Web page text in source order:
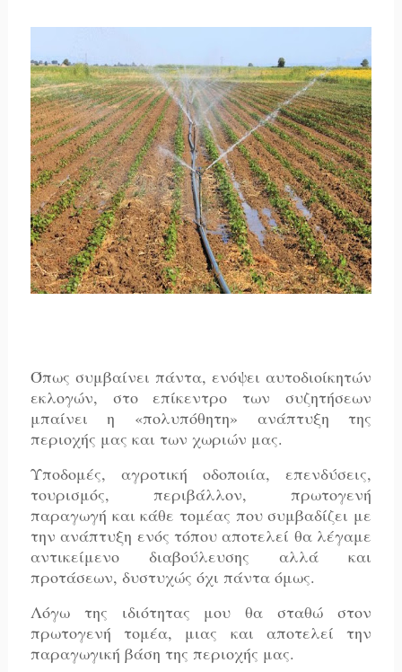
Όπως συμβαίνει πάντα, ενόψει αυτοδιοίκητών
εκλογών, στο επίκεντρο των συζητήσεων
μπαίνει η «πολυπόθητη» ανάπτυξη της
περιοχής μας και των χωριών μας.
Υποδομές, αγροτική οδοποιία, επενδύσεις,
τουρισμός, περιβάλλον, πρωτογενή
παραγωγή και κάθε τομέας που συμβαδίζει με
την ανάπτυξη ενός τόπου αποτελεί θα λέγαμε
αντικείμενο διαβούλευσης αλλά και
προτάσεων, δυστυχώς όχι πάντα όμως.
Λόγω της ιδιότητας μου θα σταθώ στον
πρωτογενή τομέα, μιας και αποτελεί την
παραγωγική βάση της περιοχής μας.